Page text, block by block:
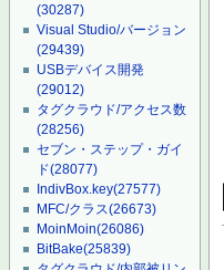
(30287)
Visual Studio/バージョン
(29439)
USBデバイス開発
(29012)
タグクラウド/アクセス数
(28256)
セブン・ステップ・ガイ
ド(28077)
IndivBox.key(27577)
MFC/クラス(26673)
MoinMoin(26086)
BitBake(25839)